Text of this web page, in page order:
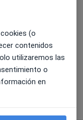
(o
contenidos
utilizaremos las
o
en